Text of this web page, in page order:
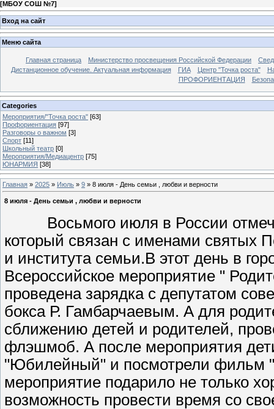
[МБОУ СОШ №7]
Вход на сайт
Меню сайта
Главная страница Министерство просвещения Российской Федерации
Дистанционное обучение. Актуальная информация
ГИА Центр "Точка роста"
ПРОФОРИЕНТАЦИЯ
Categories
Мероприятия/"Точка роста" [63]
Профориентация [97]
Разговоры о важном [3]
Спорт [11]
Школьный театр [0]
Мероприятия/Медиацентр [75]
ЮНАРМИЯ [38]
Главная » 2025 » Июль » 9 » 8 июля - День семьи , любви и верности
8 июля - День семьи , любви и верности
Восьмого июля в России
который связан с именами святых
и института семьи.В этот день в
Всероссийское мероприятие "
проведена зарядка с депутатом
бокса Р. Гамбарчаевым. А для
сближению детей и родителей,
флэшмоб. А после мероприятия
"Юбилейный" и посмотрели фильм
мероприятие подарило не только
возможность провести время со